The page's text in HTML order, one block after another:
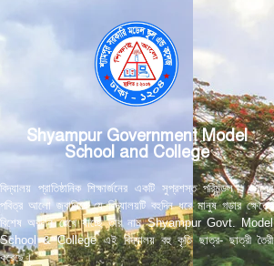
Shyampur Government Model
School and College
বিদ্যালয় প্রাতিষ্ঠানিক শিক্ষার্জনের একটি সুপ্রশস্ত পরিমন্ডল। জ্ঞানের
পবিত্র আলো জ্বালিয়ে যে বিদ্যালয়টি বহুদিন ধরে মানুষ গড়ার ক্ষেত্রে
বিশেষ অবদান রেখে যাচ্ছে তার নাম Shyampur Govt. Model
School & College এই বিদ্যালয় বহু কৃতি ছাত্র- ছাত্রী তৈরী
করেছে।